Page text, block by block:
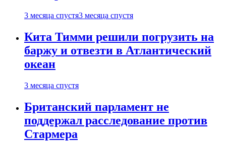
3 месяца спустя3 месяца спустя
Кита Тимми решили погрузить на
баржу и отвезти в Атлантический
океан
3 месяца спустя
Британский парламент не
поддержал расследование против
Стармера